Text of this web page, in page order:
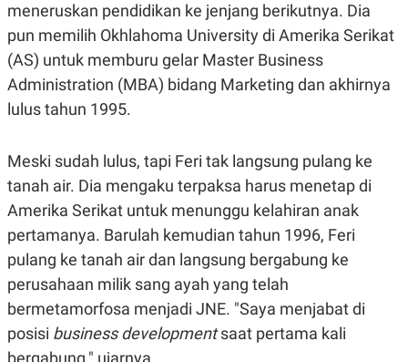
A
N
T
V
U
S
JARINGAN
K
O
N
T
A
A
C
A
D
M
Y
R
E
S
S
E
L
E
A
E
I
D
meneruskan pendidikan ke jenjang berikutnya. Dia
pun memilih Okhlahoma University di Amerika Serikat
(AS) untuk memburu gelar Master Business
Administration (MBA) bidang Marketing dan akhirnya
lulus tahun 1995.
Meski sudah lulus, tapi Feri tak langsung pulang ke
tanah air. Dia mengaku terpaksa harus menetap di
Amerika Serikat untuk menunggu kelahiran anak
pertamanya. Barulah kemudian tahun 1996, Feri
pulang ke tanah air dan langsung bergabung ke
perusahaan milik sang ayah yang telah
bermetamorfosa menjadi JNE. "Saya menjabat di
posisi business developmentsaat pertama kali
bergabung," ujarnya.